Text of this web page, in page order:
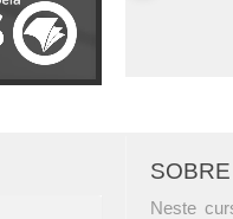
Neste